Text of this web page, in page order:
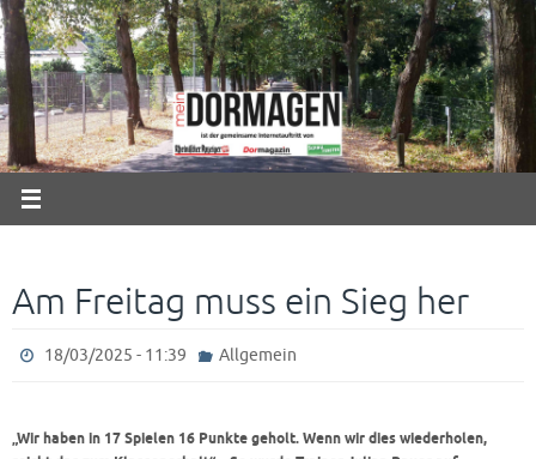
Zum
Inhalt
springen
Am Freitag muss ein Sieg her
18/03/2025 - 11:39 Allgemein
„Wir haben in 17 Spielen 16 Punkte geholt. Wenn wir dies wiederholen,